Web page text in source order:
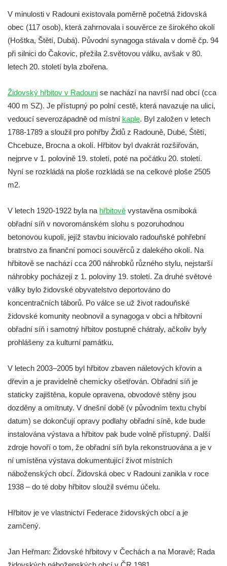
Židovský hřbitov Most – Souš (Brüx)
Židovský hřbitov Podbořanský Rohozec
(Deutsch Rust či Teutschenrust)
Židovský hřbitov Drahonice (Drahenz)
(Rabenstein an der Schnella)
Židovský hřbitov Kynšperk nad Ohří
(Königsberg an der Eger)
Židovský hřbitov Bezdružice (Weseritz)
Starý židovský hřbitov v České Lípě
(Böhmisch Leipa)
Tuschkau)
Židovský hřbitov Hluboká nad Vltavou
(Frauenberg)
Židovský hřbitov a synagoga Úštěk
Židovský hřbitov Český Krumlov (Krummau)
Židovský hřbitov Úbočí (Amonsgrün) pod
hradem Boršengrýn
Židovský hřbitov Malá Šitboř (Klein-
Schüttüber)
Židovský hřbitov Stříbro (Mies)
Starý a Nový židovský hřbitov v Tachově
(Tachau)
Nový židovský hřbitov Náchod (Nachod)
Starý židovský hřbitov Hořice (Horschitz)
Židovský hřbitov Kovanice
Židovský hřbitov Lysá nad Labem
Židovský hřbitov Milevsko
V minulosti v Radouni existovala poměrně početná židovská
obec (117 osob), která zahrnovala i souvěrce ze širokého okolí
(Hoštka, Štětí, Dubá). Původní synagoga stávala v domě čp. 94
při silnici do Čakovic, přežila 2.světovou válku, avšak v 80.
letech 20. století byla zbořena.
Židovský hřbitov v Radouni se nachází na navrší nad obcí (cca
400 m SZ). Je přístupný po polní cestě, která navazuje na ulici,
vedoucí severozápadně od místní kaple. Byl založen v letech
1788-1789 a sloužil pro pohřby Židů z Radouně, Dubé, Štětí,
Chcebuze, Brocna a okolí. Hřbitov byl dvakrát rozšiřován,
nejprve v 1. polovině 19. století, poté na počátku 20. století.
Nyní se rozkládá na ploše rozkládá se na celkové ploše 2505
m2.
V letech 1920-1922 byla na hřbitově vystavěna osmiboká
obřadní síň v novorománském slohu s pozoruhodnou
betonovou kupolí, jejíž stavbu iniciovalo radouňské pohřební
bratrstvo za finanční pomoci souvěrců z dalekého okolí. Na
hřbitově se nachází cca 200 náhrobků různého stylu, nejstarší
náhrobky pocházejí z 1. poloviny 19. století. Za druhé světové
války bylo židovské obyvatelstvo deportováno do
koncentračních táborů. Po válce se už život radouňské
židovské komunity neobnovil a synagoga v obci a hřbitovní
obřadní síň i samotný hřbitov postupně chátraly, ačkoliv byly
prohlášeny za kulturní památku.
V letech 2003–2005 byl hřbitov zbaven náletových křovin a
dřevin a je pravidelně chemicky ošetřován. Obřadní síň je
staticky zajištěna, kopule opravena, obvodové stěny jsou
dozděny a omítnuty. V dnešní době (v původním textu chybí
datum) se dokončují opravy podlahy obřadní síně, kde bude
instalována výstava a hřbitov pak bude volně přístupný. Další
zdroje hovoří o tom, že obřadní síň byla rekonstruována a je v
ní umístěna výstava dokumentující život místních
náboženských obcí. Židovská obec v Radouni zanikla v roce
1938 – do té doby hřbitov sloužil svému účelu.
Hřbitov je ve vlastnictví Federace židovských obcí a je
zamčený.
Jan Heřman: Židovské hřbitovy v Čechách a na Moravě; Rada